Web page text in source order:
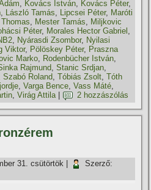
Kovács István Kovács Péter,
László Tamás Lipcsei Péter, Maróti
Mester Tamás
Miljkovic
Péter, Morales Hector Gabriel
Nyárasdi Zsombor, Nyilasi
Viktor, Pölöskey Péter, Praszna
Marko Rodenbücher István
Rajmund ,Stanic Srdjan
,Szabó Roland ,Tóbiás Zsolt ,Tóth
,Varga Bence ,Vass Máté
,Virág Attila| 2 hozzászólás
31. csütörtök
Szerző: